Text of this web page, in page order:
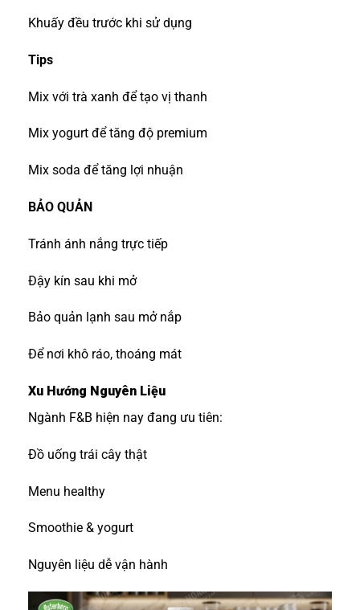
Khuấy đều trước khi sử dụng
Tips
Mix với trà xanh để tạo vị thanh
Mix yogurt để tăng độ premium
Mix soda để tăng lợi nhuận
BẢO QUẢN
Tránh ánh nắng trực tiếp
Đậy kín sau khi mở
Bảo quản lạnh sau mở nắp
Để nơi khô ráo, thoáng mát
Xu Hướng Nguyên Liệu
Ngành F&B hiện nay đang ưu tiên:
Đồ uống trái cây thật
Menu healthy
Smoothie & yogurt
Nguyên liệu dễ vận hành